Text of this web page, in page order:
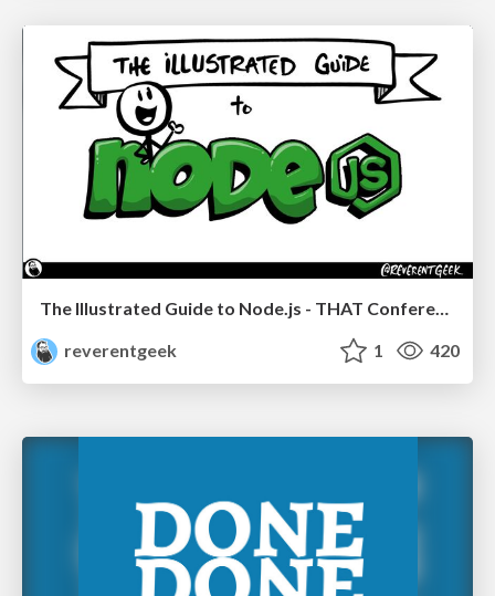
The Illustrated Guide to Node.js - THAT Conference 2024
reverentgeek
1 420